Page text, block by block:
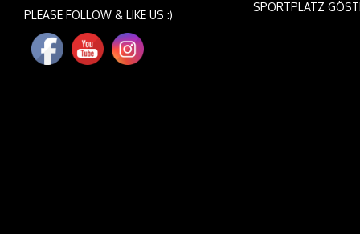
PLEASE FOLLOW & LIKE US :)
SPORTPLATZ